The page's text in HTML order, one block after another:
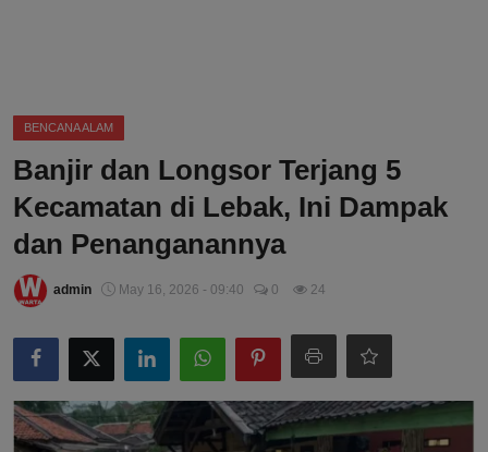
BENCANA ALAM
Banjir dan Longsor Terjang 5
Kecamatan di Lebak, Ini Dampak
dan Penanganannya
admin May 16, 2026 - 09:40 0 24